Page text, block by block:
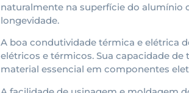
naturalmente na superfície do alumínio
longevidade.
A boa condutividade térmica e elétrica
elétricos e térmicos. Sua capacidade
material essencial em componentes